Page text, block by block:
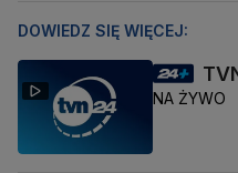
DOWIEDZ SIĘ WIĘCEJ:
NA ŻYWO